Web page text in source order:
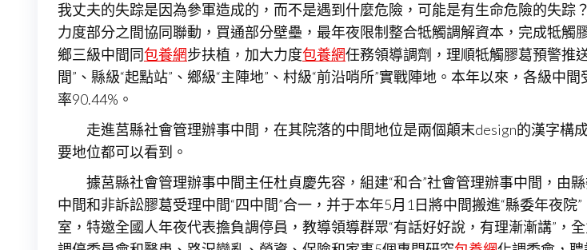
我丈夫的失踪是因為參軍造成的，而不是遇到什麼危險，可能是有生命危險的失
力度部分之間協同聯動，買通部分壁壘，最年夜限制整合牴觸調解資本，完成牴觸
鄉三級中間同包養網步扶植，加大力度包養網任務領導調劑，理順牴觸膠葛預警推
間”、縣級“起點站”、鄉級“主陣地”、村級“前沿哨所”實戰陣地。本年以來，各級中
率90.44%。
走進莒縣社會管理辦事中間，在其院落的中間地位是兩個顛末design的漢字構
要地位都可以看到。
據莒縣社會管理辦事中間主任杜貞慶先容，組建“和合”社會管理辦事中間，
中間和非訴訟膠葛受理中間“四中間”合一，并于本年5月1日將中間搬進“縣委年夜
室，特邀全國人年夜代表擔負調停員，教導領導群眾“有話好好說，有理漸漸講”，